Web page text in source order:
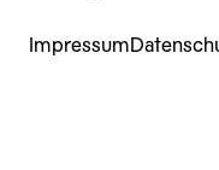
Impressum